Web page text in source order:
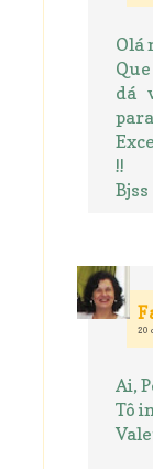
Olá
dá
!!
Bjss
20
Ai,
Tô